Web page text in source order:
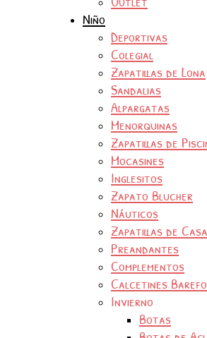
Niño
Deportivas
Colegial
Zapatillas de Lona
Sandalias
Alpargatas
Menorquinas
Zapatillas de
Mocasines
Inglesitos
Zapato Blucher
Náuticos
Zapatillas de Casa
Preandantes
Complementos
Calcetines
Invierno
Botas